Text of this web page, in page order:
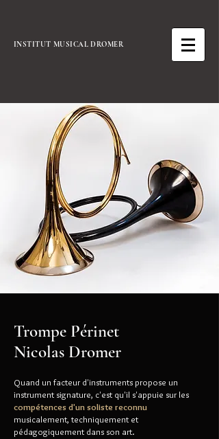
INSTITUT MUSICAL DROMER
Trompe Périnet
Nicolas Dromer
Quand un facteur d'instruments propose un
instrument signature, c'est qu'il s'appuie sur les
compétences d'un soliste reconnu
musicalement, techniquement et
pédagogiquement dans son art.